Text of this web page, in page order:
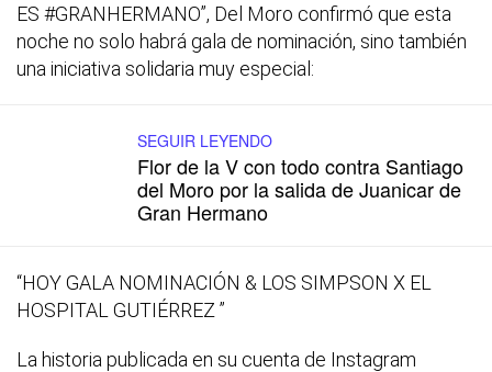
ES #GRANHERMANO”, Del Moro confirmó que esta
noche no solo habrá gala de nominación, sino también
una iniciativa solidaria muy especial:
SEGUIR LEYENDO
Flor de la V con todo contra Santiago
del Moro por la salida de Juanicar de
Gran Hermano
“HOY GALA NOMINACIÓN & LOS SIMPSON X EL
HOSPITAL GUTIÉRREZ ”
La historia publicada en su cuenta de Instagram